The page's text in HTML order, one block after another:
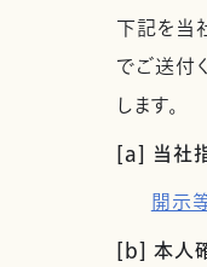
下記を当
でご送付
します。
[a] 当社
開示
[b] 本人